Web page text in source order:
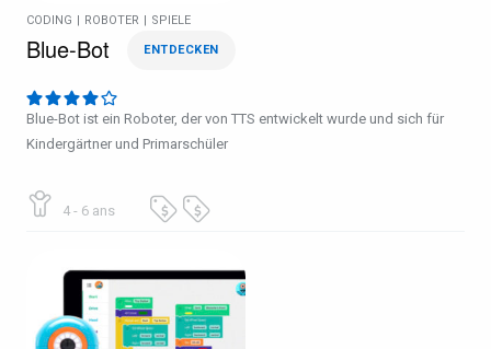
CODING ROBOTER SPIELE
Blue-Bot ENTDECKEN
Blue-Bot ist ein Roboter, der von TTS entwickelt wurde und sich für
Kindergärtner und Primarschüler
4 - 6 ans